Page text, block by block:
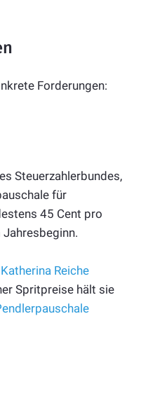
Forderungen:
Steuerzahlerbundes,
für
45 Cent pro
Katherina Reiche
Spritpreise hält sie